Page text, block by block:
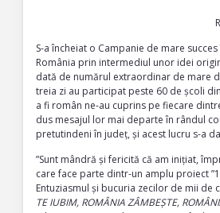
S-a încheiat o Campanie de mare
România prin intermediul unor idei
dată de numărul extraordinar de mare
treia zi au participat peste 60 de școli
a fi român ne-au cuprins pe fiecare
dus mesajul lor mai departe în rândul
pretutindeni în județ, și acest lucru s-a
”Sunt mândră și fericită că am inițiat,
care face parte dintr-un amplu proiect
Entuziasmul și bucuria zecilor de mii
TE IUBIM, ROMÂNIA ZÂMBEȘTE,